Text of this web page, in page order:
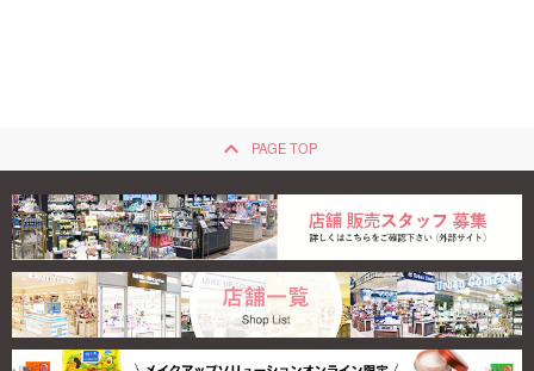
keyboard_arrow_up PAGE TOP